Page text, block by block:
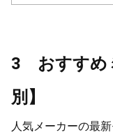
3 おすすめ
別】
人気メーカーの最